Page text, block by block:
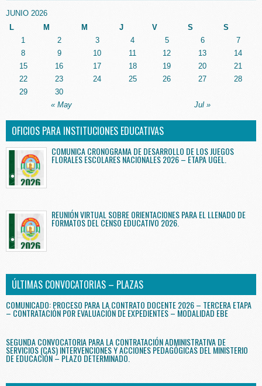
JUNIO 2026
L
M M J V S S
« May Jul »
1 2 3 4 5 6
7
8
9 10 11 12 13
14
15
16 17 18 19 20
21
22
23 24 25 26 27
28
29
30
OFICIOS PARA INSTITUCIONES EDUCATIVAS
COMUNICA CRONOGRAMA DE DESARROLLO DE LOS JUEGOS
FLORALES ESCOLARES NACIONALES 2026 – ETAPA UGEL.
REUNIÓN VIRTUAL SOBRE ORIENTACIONES PARA EL LLENADO DE
FORMATOS DEL CENSO EDUCATIVO 2026.
ÚLTIMAS CONVOCATORIAS – PLAZAS
COMUNICADO: PROCESO PARA LA CONTRATO DOCENTE 2026 – TERCERA ETAPA
– CONTRATACIÓN POR EVALUACIÓN DE EXPEDIENTES – MODALIDAD EBE
SEGUNDA CONVOCATORIA PARA LA CONTRATACIÓN ADMINISTRATIVA DE
SERVICIOS (CAS) INTERVENCIONES Y ACCIONES PEDAGÓGICAS DEL MINISTERIO
DE EDUCACIÓN – PLAZO DETERMINADO.